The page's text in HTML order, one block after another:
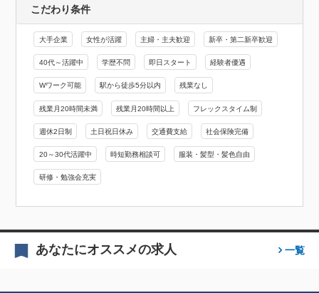
こだわり条件
大手企業 女性が活躍 主婦・主夫歓迎 新卒・第二新卒歓迎
40代～活躍中 学歴不問 即日スタート 経験者優遇
Wワーク可能 駅から徒歩5分以内 残業なし
残業月20時間未満 残業月20時間以上 フレックスタイム制
週休2日制 土日祝日休み 交通費支給 社会保険完備
20～30代活躍中 時短勤務相談可 服装・髪型・髪色自由
研修・勉強会充実
あなたにオススメの求人 一覧